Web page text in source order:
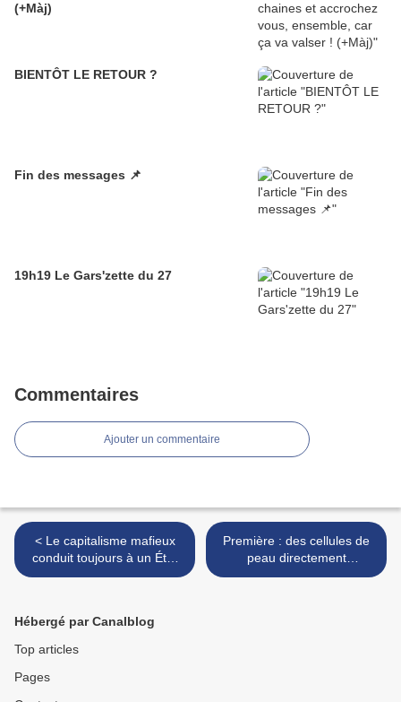
(+Màj)
BIENTÔT LE RETOUR ?
Fin des messages 📌
19h19 Le Gars'zette du 27
Commentaires
Ajouter un commentaire
< Le capitalisme mafieux
conduit toujours à un État
mafieux /+/
Première : des cellules de
peau directement
transformées en neurones,
Hébergé par Canalblog
Top articles
Pages